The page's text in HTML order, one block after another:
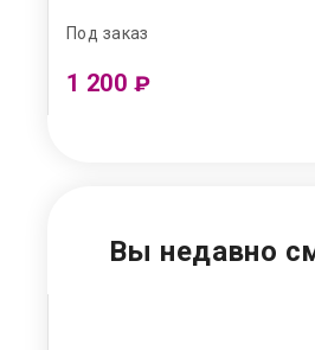
Под заказ
1 200 ₽
Вы недавно